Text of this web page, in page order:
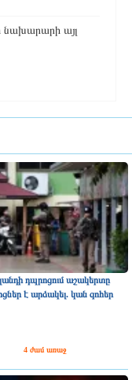
դպրոցում աշակերտը
է արձակել. կան զոհեր
4 ժամ առաջ
նախարարի այլ